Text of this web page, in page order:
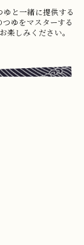
と一緒に提供する
ゆをマスターする
楽しみください。